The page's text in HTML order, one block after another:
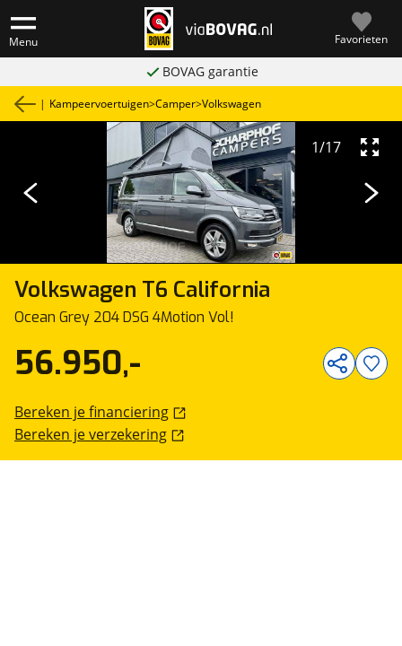
Menu Favorieten
BOVAG garantie
| Kampeervoertuigen>Camper>Volkswagen
Volkswagen T6 California
Ocean Grey 204 DSG 4Motion Vol!
1/17
56.950,-
Bereken je financiering
Bereken je verzekering